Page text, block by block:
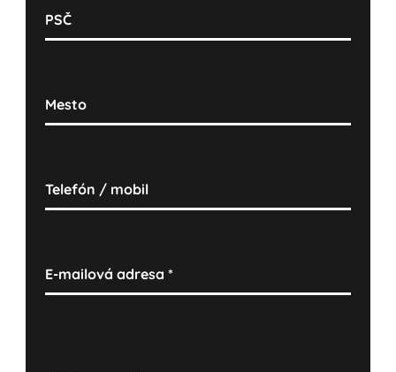
PSČ
Mesto
Telefón / mobil
E-mailová adresa*